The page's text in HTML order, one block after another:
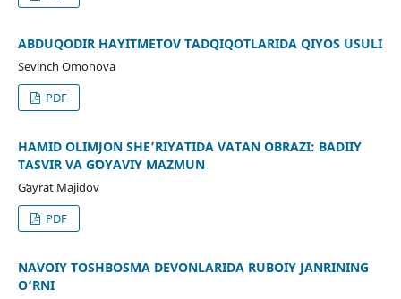
ABDUQODIR HAYITMETOV TADQIQOTLARIDA QIYOS USULI
Sevinch Omonova
PDF
HAMID OLIMJON SHE’RIYATIDA VATAN OBRAZI: BADIIY
TASVIR VA GʻOYAVIY MAZMUN
Gʻayrat Majidov
PDF
NAVOIY TOSHBOSMA DEVONLARIDA RUBOIY JANRINING
O‘RNI